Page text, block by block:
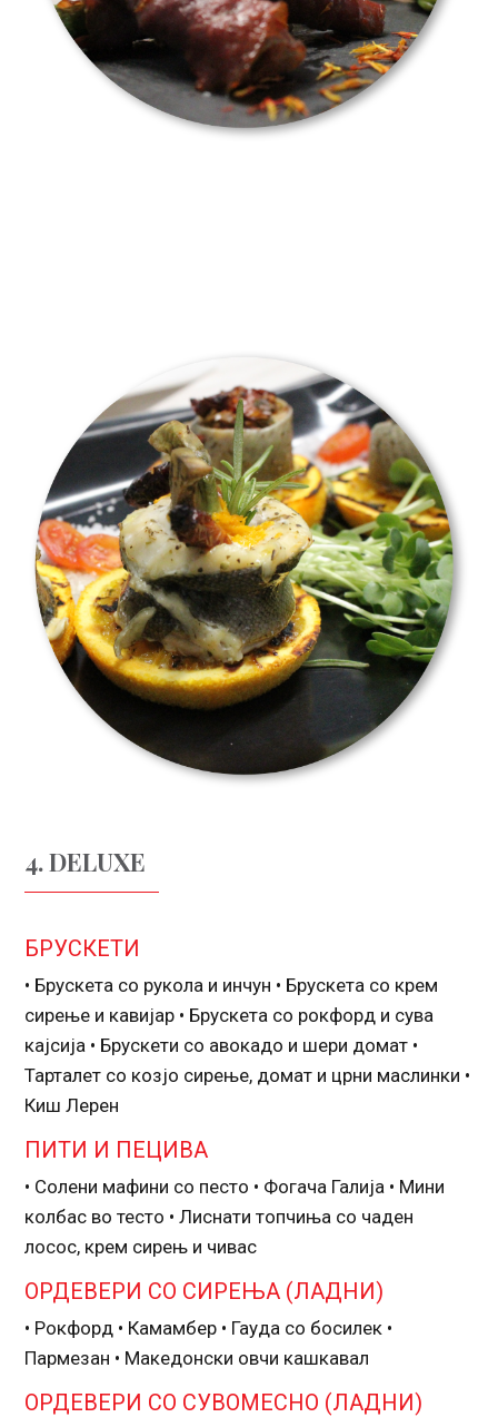
4. DELUXE
БРУСКЕТИ
• Брускета со рукола и инчун • Брускета со крем
сирење и кавијар • Брускета со рокфорд и сува
кајсија • Брускети со авокадо и шери домат •
Тарталет со козјо сирење, домат и црни маслинки •
Киш Лерен
ПИТИ И ПЕЦИВА
• Солени мафини со песто • Фогача Галија • Мини
колбас во тесто • Лиснати топчиња со чаден
лосос, крем сирењ и чивас
ОРДЕВЕРИ СО СИРЕЊА (ЛАДНИ)
• Рокфорд • Камамбер • Гауда со босилек •
Пармезан • Македонски овчи кашкавал
ОРДЕВЕРИ СО СУВОМЕСНО (ЛАДНИ)